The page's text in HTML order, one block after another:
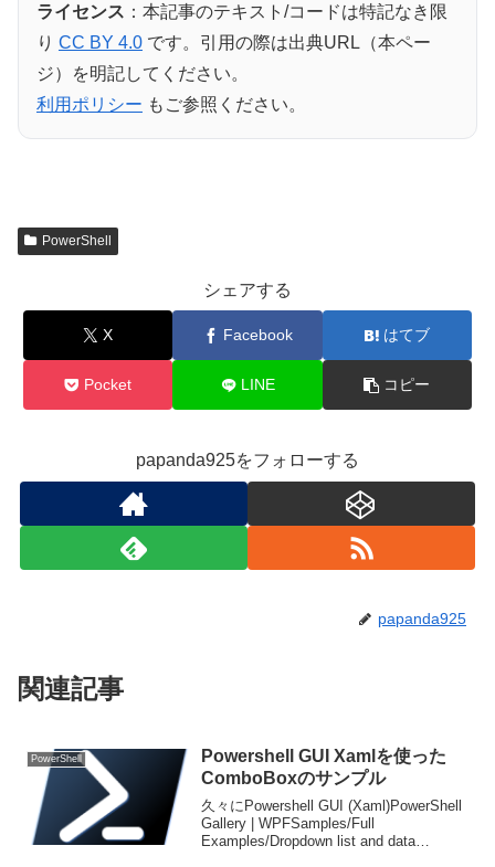
ライセンス ：本記事のテキスト/コードは特記なき限
り CC BY 4.0 です。引用の際は出典URL（本ペー
ジ）を明記してください。
利用ポリシー もご参照ください。
PowerShell
シェアする
X Facebook はてブ
Pocket LINE コピー
papanda925をフォローする
papanda925
関連記事
PowerShell
Powershell GUI Xamlを使った
ComboBoxのサンプル
久々にPowershell GUI (Xaml)PowerShell
Gallery | WPFSamples/Full
Examples/Dropdown list and data